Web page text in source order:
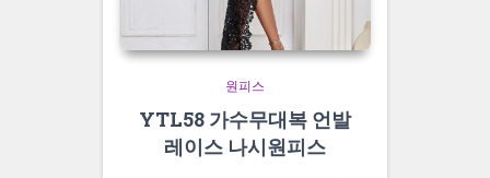
원피스
YTL58 가수무대복 언발
레이스 나시원피스